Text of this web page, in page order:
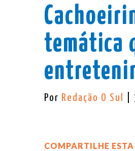
temática
Por Redação O Sul
COMPARTILHE ESTA